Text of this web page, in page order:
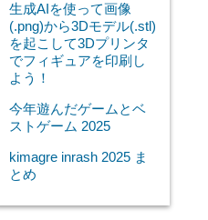
生成AIを使って画像
(.png)から3Dモデル(.stl)
を起こして3Dプリンタ
でフィギュアを印刷し
よう！
今年遊んだゲームとベ
ストゲーム 2025
kimagre inrash 2025 ま
とめ